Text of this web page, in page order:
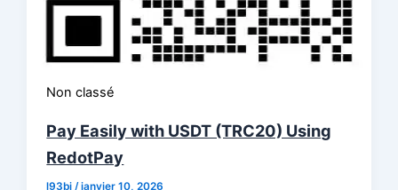
Non classé
Pay Easily with USDT (TRC20) Using
RedotPay
l93bj/janvier 10, 2026